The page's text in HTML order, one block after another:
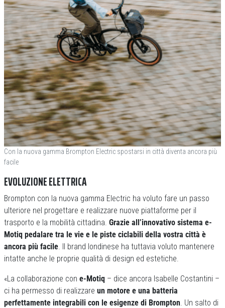
Con la nuova gamma Brompton Electric spostarsi in città diventa ancora più
facile
EVOLUZIONE ELETTRICA
Brompton con la nuova gamma Electric ha voluto fare un passo
ulteriore nel progettare e realizzare nuove piattaforme per il
trasporto e la mobilità cittadina. Grazie all’innovativo sistema e-
Motiq pedalare tra le vie e le piste ciclabili della vostra città è
ancora più facile. Il brand londinese ha tuttavia voluto mantenere
intatte anche le proprie qualità di design ed estetiche.
«La collaborazione con e-Motiq – dice ancora Isabelle Costantini –
ci ha permesso di realizzare un motore e una batteria
perfettamente integrabili con le esigenze di Brompton. Un salto di